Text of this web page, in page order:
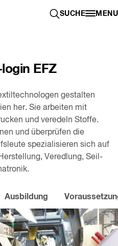
SUCHE
SUCHE MENU
EFZ
gestalten
her. Sie arbeiten mit
und veredeln Stoffe.
und überprüfen die
spezialisieren sich auf
Veredlung, Seil-
Ausbildung